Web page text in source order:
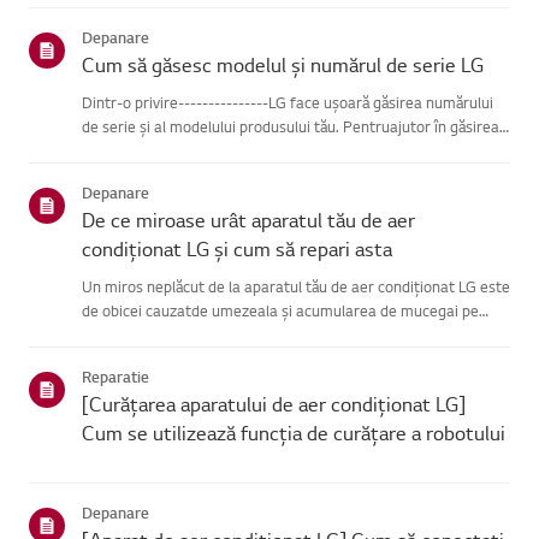
Depanare
Cum să găsesc modelul și numărul de serie LG
Dintr-o privire---------------LG face ușoară găsirea numărului
de serie și al modelului produsului tău. Pentruajutor în găsirea
Depanare
De ce miroase urât aparatul tău de aer
condiționat LG și cum să repari asta
Un miros neplăcut de la aparatul tău de aer condiționat LG este
de obicei cauzatde umezeala și acumularea de mucegai pe
Reparatie
[Curățarea aparatului de aer condiționat LG]
Cum se utilizează funcția de curățare a robotului
Depanare